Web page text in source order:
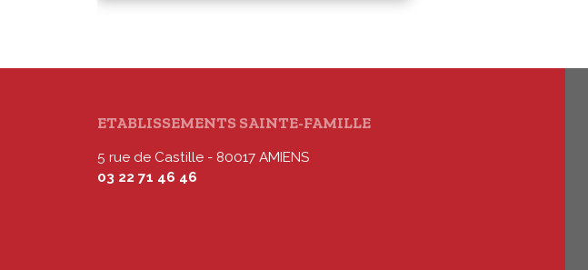
ETABLISSEMENTS SAINTE-FAMILLE
5 rue de Castille - 80017 AMIENS
03 22 71 46 46